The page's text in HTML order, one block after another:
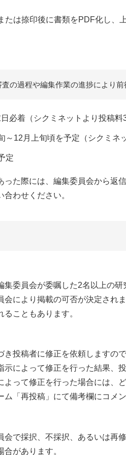
は捺印後に書類をPDF化し、
の過程や編集作業の進捗により前
必着（シクミネットより投稿料
12月上旬頃を予定（シクミネ
た際には、編集委員会から返信
わせください。
委員会が委嘱した2名以上の研
会により掲載の可否が決定され
こともあります。
き投稿者に修正を依頼しますの
示によって修正を行った結果、
よって修正を行った場合には、
「再投稿」にて備考欄にコメ
会で採択、不採択、あるいは再
があります。